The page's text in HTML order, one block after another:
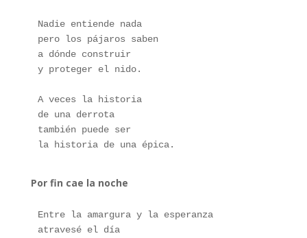
Nadie entiende nada
pero los pájaros saben
a dónde construir
y proteger el nido.
A veces la historia
de una derrota
también puede ser
la historia de una épica.
Por fin cae la noche
Entre la amargura y la esperanza
atravesé el día